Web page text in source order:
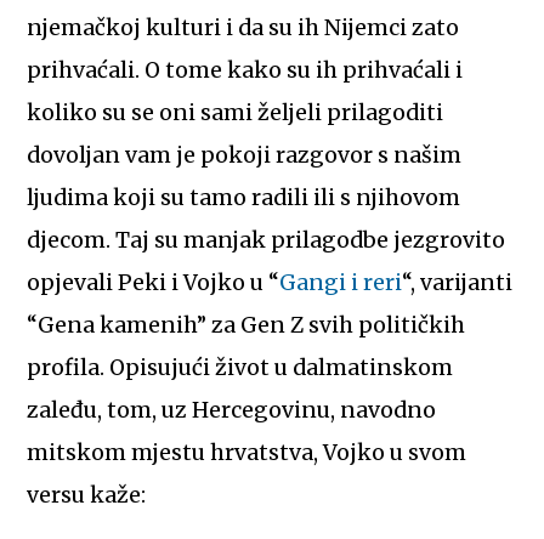
njemačkoj kulturi i da su ih Nijemci zato
prihvaćali. O tome kako su ih prihvaćali i
koliko su se oni sami željeli prilagoditi
dovoljan vam je pokoji razgovor s našim
ljudima koji su tamo radili ili s njihovom
djecom. Taj su manjak prilagodbe jezgrovito
opjevali Peki i Vojko u “Gangi i reri“, varijanti
“Gena kamenih” za Gen Z svih političkih
profila. Opisujući život u dalmatinskom
zaleđu, tom, uz Hercegovinu, navodno
mitskom mjestu hrvatstva, Vojko u svom
versu kaže: